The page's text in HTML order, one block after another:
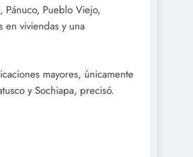
Pánuco, Pueblo Viejo,
en viviendas y una
mayores, únicamente
y Sochiapa, precisó.